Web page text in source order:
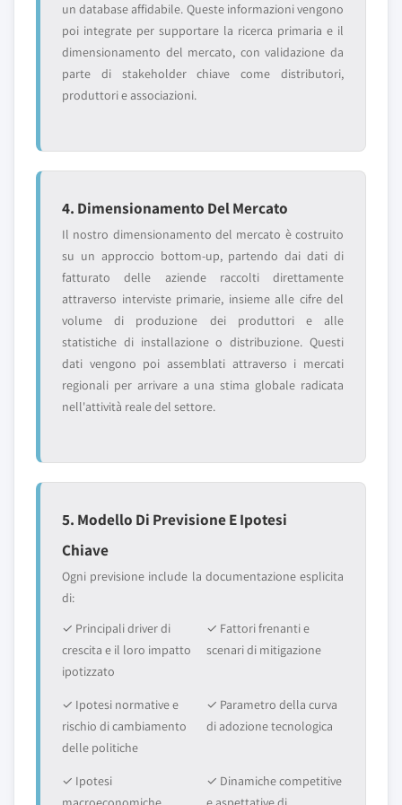
un database affidabile. Queste informazioni vengono
poi integrate per supportare la ricerca primaria e il
dimensionamento del mercato, con validazione da
parte di stakeholder chiave come distributori,
produttori e associazioni.
4. Dimensionamento Del Mercato
Il nostro dimensionamento del mercato è costruito
su un approccio bottom-up, partendo dai dati di
fatturato delle aziende raccolti direttamente
attraverso interviste primarie, insieme alle cifre del
volume di produzione dei produttori e alle
statistiche di installazione o distribuzione. Questi
dati vengono poi assemblati attraverso i mercati
regionali per arrivare a una stima globale radicata
nell'attività reale del settore.
5. Modello Di Previsione E Ipotesi
Chiave
Ogni previsione include la documentazione esplicita
di:
✓ Principali driver di
crescita e il loro impatto
ipotizzato
✓ Fattori frenanti e
scenari di mitigazione
✓ Ipotesi normative e
rischio di cambiamento
delle politiche
✓ Parametro della curva
di adozione tecnologica
✓ Ipotesi
✓ Dinamiche competitive